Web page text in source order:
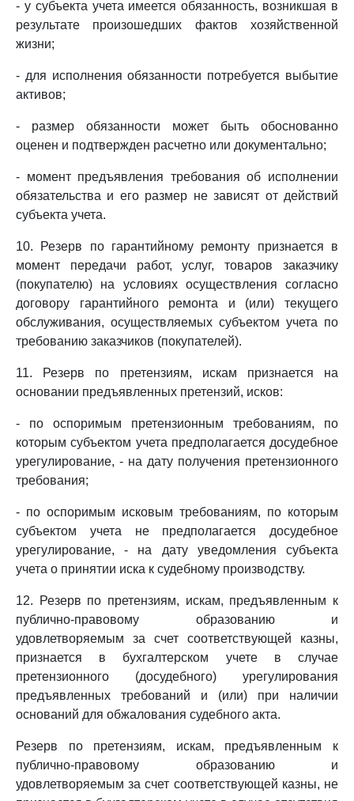
- у субъекта учета имеется обязанность, возникшая в
результате произошедших фактов хозяйственной
жизни;
- для исполнения обязанности потребуется выбытие
активов;
- размер обязанности может быть обоснованно
оценен и подтвержден расчетно или документально;
- момент предъявления требования об исполнении
обязательства и его размер не зависят от действий
субъекта учета.
10. Резерв по гарантийному ремонту признается в
момент передачи работ, услуг, товаров заказчику
(покупателю) на условиях осуществления согласно
договору гарантийного ремонта и (или) текущего
обслуживания, осуществляемых субъектом учета по
требованию заказчиков (покупателей).
11. Резерв по претензиям, искам признается на
основании предъявленных претензий, исков:
- по оспоримым претензионным требованиям, по
которым субъектом учета предполагается досудебное
урегулирование, - на дату получения претензионного
требования;
- по оспоримым исковым требованиям, по которым
субъектом учета не предполагается досудебное
урегулирование, - на дату уведомления субъекта
учета о принятии иска к судебному производству.
12. Резерв по претензиям, искам, предъявленным к
публично-правовому образованию и
удовлетворяемым за счет соответствующей казны,
признается в бухгалтерском учете в случае
претензионного (досудебного) урегулирования
предъявленных требований и (или) при наличии
оснований для обжалования судебного акта.
Резерв по претензиям, искам, предъявленным к
публично-правовому образованию и
удовлетворяемым за счет соответствующей казны, не